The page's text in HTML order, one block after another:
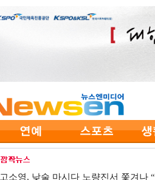
고소영, 낮술 마시다 노량진서 쫓겨나